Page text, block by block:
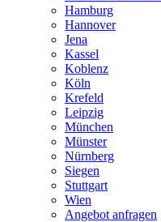
Hamburg
Hannover
Jena
Kassel
Koblenz
Köln
Krefeld
Leipzig
München
Münster
Nürnberg
Siegen
Stuttgart
Wien
Angebot anfragen